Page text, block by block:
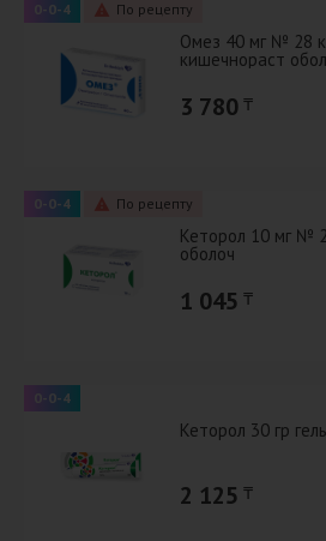
0-0-4 По рецепту
Омез 40 мг № 28
кишечнораст
3 780 ₸
0-0-4 По рецепту
Кеторол 10 мг №
оболоч
1 045 ₸
0-0-4
Кеторол 30 гр гель
2 125 ₸